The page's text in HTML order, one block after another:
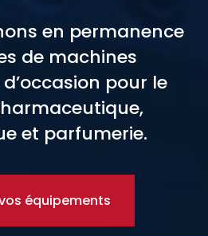
en permanence
de machines
pour le
et parfumerie.
équipements